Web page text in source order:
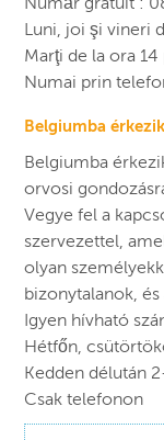
Luni, joi şi vineri
Marţi de la ora 14
Numai prin
Belgiumba
Belgiumba
orvosi
Vegye fel a
szervezettel,
olyan
bizonytalanok,
Igyen hívható
Hétfőn,
Kedden délután
Csak telefonon